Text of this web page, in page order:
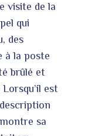
visite de la
qui
des
à la poste
brûlé et
est
sa